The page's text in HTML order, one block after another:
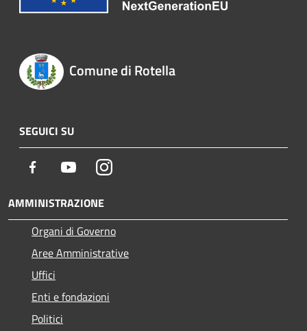
Comune di Rotella
SEGUICI SU
Facebook YoutubeInstagram
AMMINISTRAZIONE
Organi di Governo
Aree Amministrative
Uffici
Enti e fondazioni
Politici